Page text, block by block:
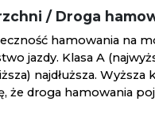
/ Droga
hamowania na
jazdy. Klasa A
najdłuższa.
że droga hamowania